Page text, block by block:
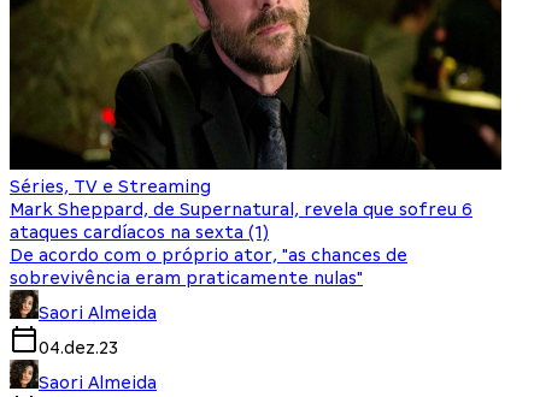
Séries, TV e Streaming
Mark Sheppard, de Supernatural, revela que sofreu 6
ataques cardíacos na sexta (1)
De acordo com o próprio ator, "as chances de
sobrevivência eram praticamente nulas"
Saori Almeida
04.dez.23
Saori Almeida